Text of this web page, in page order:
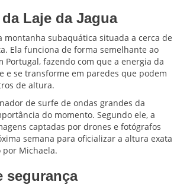
Laje da Jagua
montanha subaquática situada a cerca de
Ela funciona de forma semelhante ao
Portugal, fazendo com que a energia da
e se transforme em paredes que podem
de altura.
de surfe de ondas grandes da
do momento. Segundo ele, a
captadas por drones e fotógrafos
semana para oficializar a altura exata
Michaela.
segurança